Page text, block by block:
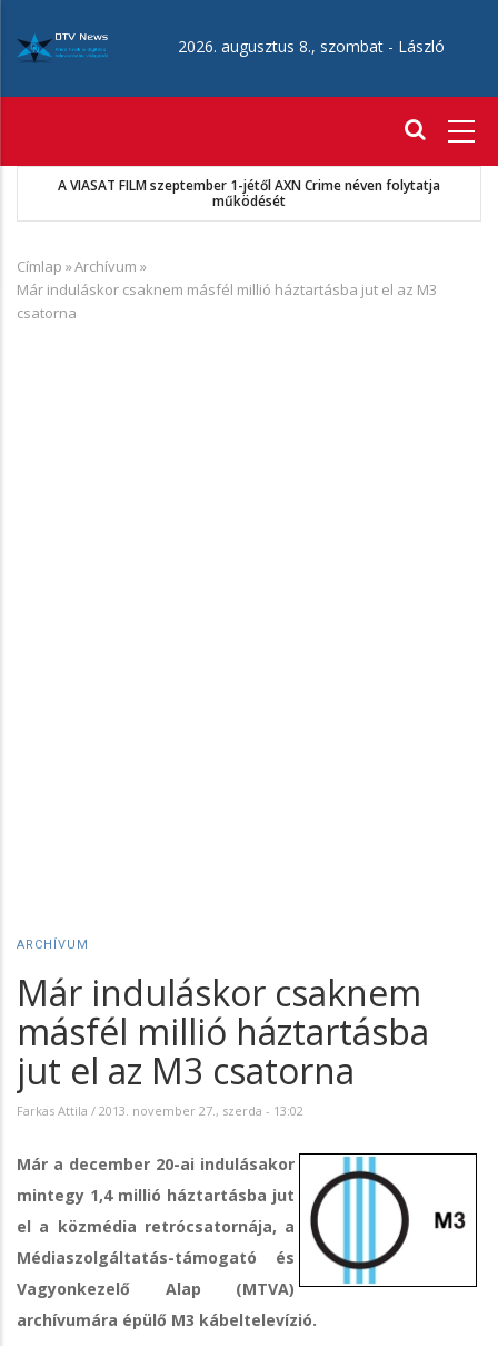
tartalomra
2026. augusztus 8., szombat - László
A VIASAT FILM szeptember 1-jétől AXN Crime néven folytatja
működését
Morzsa
Címlap »Archívum »
Már induláskor csaknem másfél millió háztartásba jut el az M3
csatorna
ARCHÍVUM
Már induláskor csaknem
másfél millió háztartásba
jut el az M3 csatorna
Farkas Attila / 2013. november 27., szerda - 13:02
Már a december 20-ai indulásakor
mintegy 1,4 millió háztartásba jut
el a közmédia retrócsatornája, a
Médiaszolgáltatás-támogató és
Vagyonkezelő Alap (MTVA)
archívumára épülő M3 kábeltelevízió.